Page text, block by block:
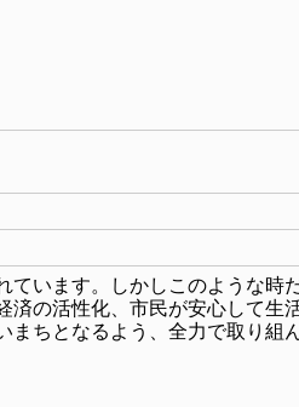
います。しかしこのような時
の活性化、市民が安心して生
ちとなるよう、全力で取り組